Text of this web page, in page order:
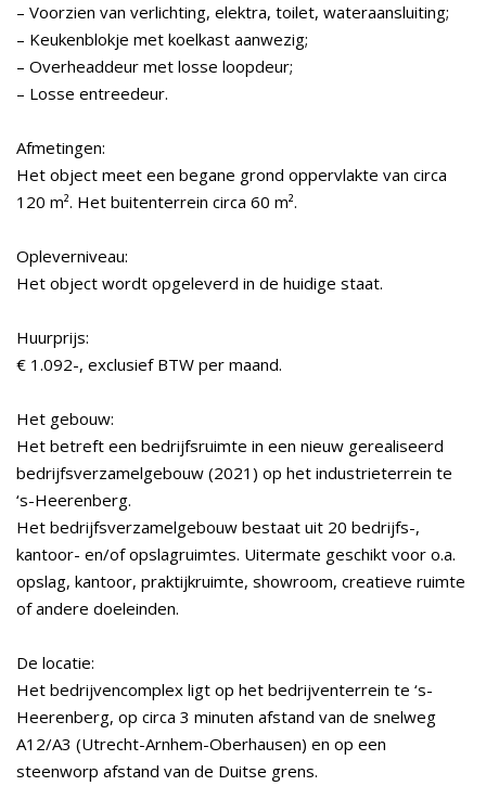
– Voorzien van verlichting, elektra, toilet, wateraansluiting;
– Keukenblokje met koelkast aanwezig;
– Overheaddeur met losse loopdeur;
– Losse entreedeur.
Afmetingen:
Het object meet een begane grond oppervlakte van circa
120 m². Het buitenterrein circa 60 m².
Opleverniveau:
Het object wordt opgeleverd in de huidige staat.
Huurprijs:
€ 1.092-, exclusief BTW per maand.
Het gebouw:
Het betreft een bedrijfsruimte in een nieuw gerealiseerd
bedrijfsverzamelgebouw (2021) op het industrieterrein te
‘s-Heerenberg.
Het bedrijfsverzamelgebouw bestaat uit 20 bedrijfs-,
kantoor- en/of opslagruimtes. Uitermate geschikt voor o.a.
opslag, kantoor, praktijkruimte, showroom, creatieve ruimte
of andere doeleinden.
De locatie:
Het bedrijvencomplex ligt op het bedrijventerrein te ‘s-
Heerenberg, op circa 3 minuten afstand van de snelweg
A12/A3 (Utrecht-Arnhem-Oberhausen) en op een
steenworp afstand van de Duitse grens.